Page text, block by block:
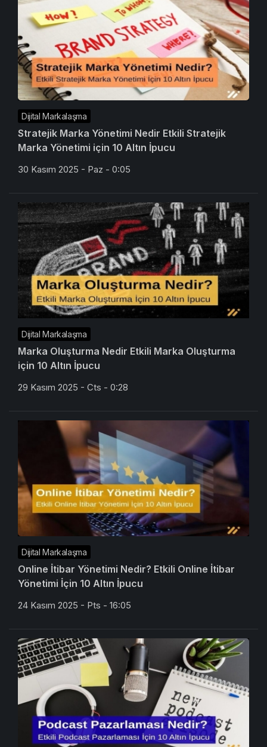
Dijital Markalaşma
Stratejik Marka Yönetimi Nedir Etkili Stratejik
Marka Yönetimi için 10 Altın İpucu
30 Kasım 2025 - Paz - 0:05
Dijital Markalaşma
Marka Oluşturma Nedir Etkili Marka Oluşturma
için 10 Altın İpucu
29 Kasım 2025 - Cts - 0:28
Dijital Markalaşma
Online İtibar Yönetimi Nedir? Etkili Online İtibar
Yönetimi İçin 10 Altın İpucu
24 Kasım 2025 - Pts - 16:05